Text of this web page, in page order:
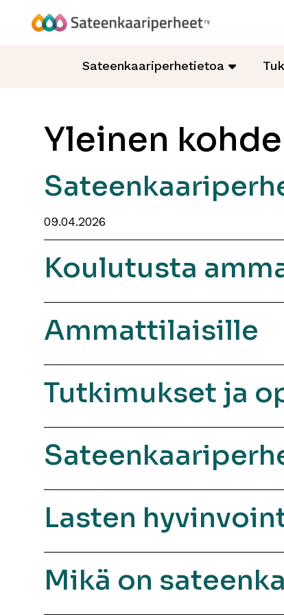
sisältöön
Sateenkaariperhetietoa
Yleinen
09.04.2026
Koulutusta
Ammattilaisille
Tutkimukset ja
Lasten
Mikä on